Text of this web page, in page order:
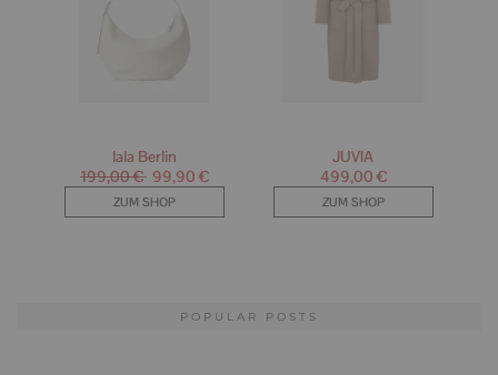
POPULAR POSTS